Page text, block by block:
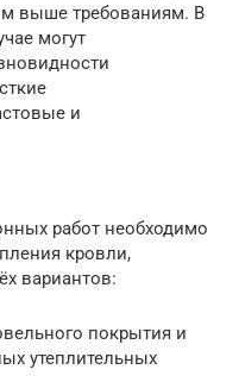
выше требованиям. В
могут
и
работ необходимо
кровли,
вариантов:
покрытия и
утеплительных